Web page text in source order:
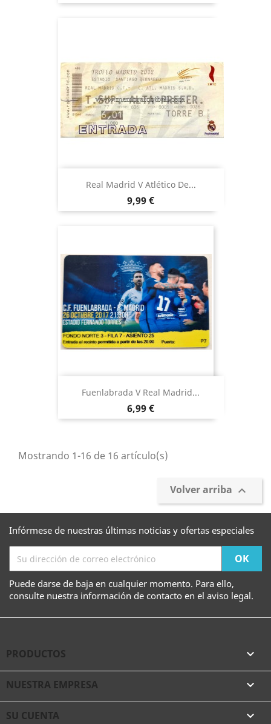
Real Madrid V Atlético De...
Precio
9,99 €
Fuenlabrada V Real Madrid...
Precio
6,99 €
Mostrando 1-16 de 16 artículo(s)
Volver arriba 
Infórmese de nuestras últimas noticias y ofertas especiales
Puede darse de baja en cualquier momento. Para ello,
consulte nuestra información de contacto en el aviso legal.
PRODUCTOS 
NUESTRA EMPRESA 
SU CUENTA 